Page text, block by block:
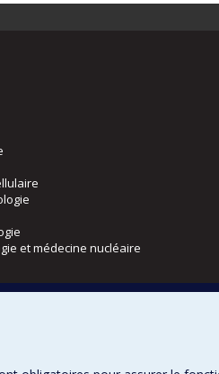
et médecine nucléaire